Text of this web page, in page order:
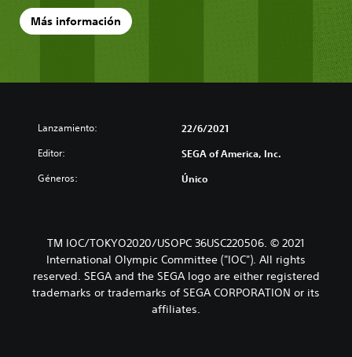
Más información
Lanzamiento: 22/6/2021
Editor: SEGA of America, Inc.
Géneros: Único
TM IOC/TOKYO2020/USOPC 36USC220506. © 2021
International Olympic Committee ("IOC"). All rights
reserved. SEGA and the SEGA logo are either registered
trademarks or trademarks of SEGA CORPORATION or its
affiliates.